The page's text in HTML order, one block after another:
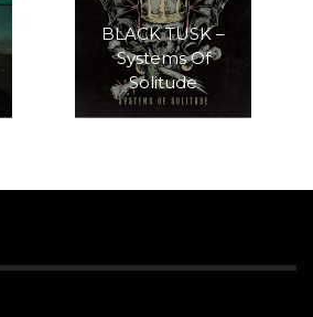
BLACK TUSK –
Systems Of
Solitude